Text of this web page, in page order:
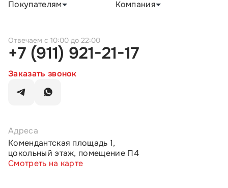
Покупателям Компания
c 10:00 до 22:00
+7 (911) 921-21-17
Заказать звонок
Адреса
Комендантская площадь 1,
цокольный этаж, помещение П4
Смотреть на карте